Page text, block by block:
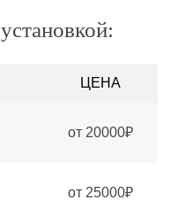
ЦЕНА
от 20000₽
от 25000₽